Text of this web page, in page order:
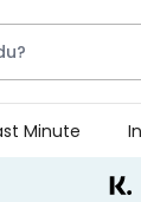
Minute